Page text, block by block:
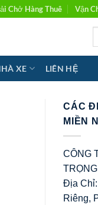
Chở Hàng Thuê Vận
XE LIÊN HỆ
CÁC
MIỀN
CÔNG
Địa
Riêng,